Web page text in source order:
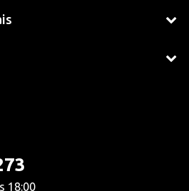
18:00